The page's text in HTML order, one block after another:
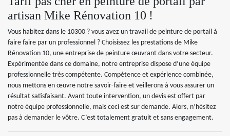
artisan Mike Rénovation 10 !
Vous habitez dans le 10300 ? vous avez un travail de peinture de portail à
faire faire par un professionnel ? Choisissez les prestations de Mike
Rénovation 10, une entreprise de peinture œuvrant dans votre secteur.
Expérimentée dans ce domaine, notre entreprise dispose d’une équipe
professionnelle très compétente. Compétence et expérience combinée,
nous mettons en œuvre notre savoir-faire et veillerons à vous assurer un
résultat satisfaisant. Avant toute intervention, un devis est offert par
notre équipe professionnelle, mais ceci est sur demande. Alors, n’hésitez
pas à demander le vôtre. C’est totalement gratuit et sans engagement.